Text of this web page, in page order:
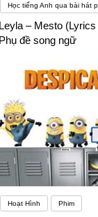
Học tiếng Anh qua bài hát
Leyla – Mesto
Phụ đề song ngữ
Hoạt Hình Phim